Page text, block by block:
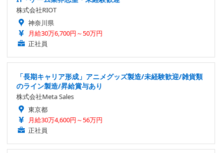
株式会社RIOT
神奈川県
月給30万6,700円～50万円
正社員
「長期キャリア形成」アニメグッズ製造/未経験歓迎/雑貨類
のライン製造/昇給賞与あり
株式会社Meta Sales
東京都
月給30万4,600円～56万円
正社員